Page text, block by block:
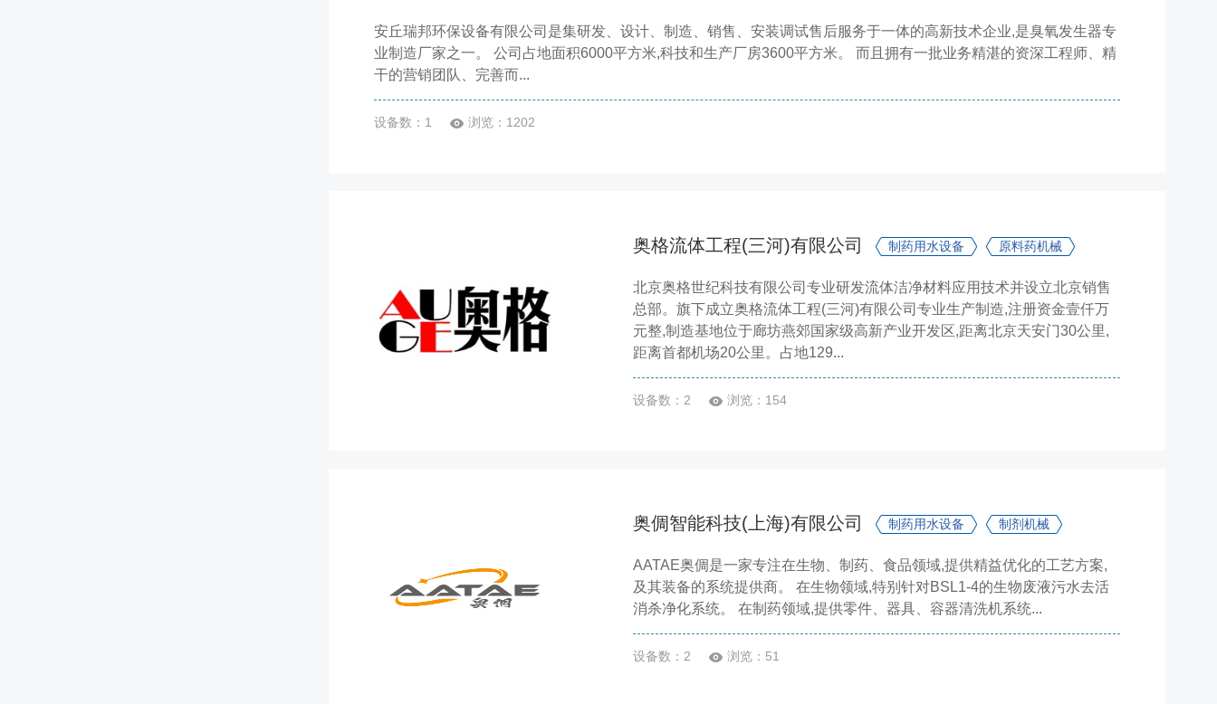
安丘瑞邦环保设备有限公司是集研发、设计、制造、销售、安装调试售后服务于一体的高新技术企业,是臭氧发生器专
业制造厂家之一。 公司占地面积6000平方米,科技和生产厂房3600平方米。 而且拥有一批业务精湛的资深工程师、精
干的营销团队、完善而...
设备数：1 浏览：1202
奥格流体工程(三河)有限公司 制药用水设备 原料药机械
北京奥格世纪科技有限公司专业研发流体洁净材料应用技术并设立北京销售
总部。旗下成立奥格流体工程(三河)有限公司专业生产制造,注册资金壹仟万
元整,制造基地位于廊坊燕郊国家级高新产业开发区,距离北京天安门30公里,
距离首都机场20公里。占地129...
设备数：2 浏览：154
奥倜智能科技(上海)有限公司 制药用水设备 制剂机械
AATAE奥倜是一家专注在生物、制药、食品领域,提供精益优化的工艺方案,
及其装备的系统提供商。 在生物领域,特别针对BSL1-4的生物废液污水去活
消杀净化系统。 在制药领域,提供零件、器具、容器清洗机系统...
设备数：2 浏览：51